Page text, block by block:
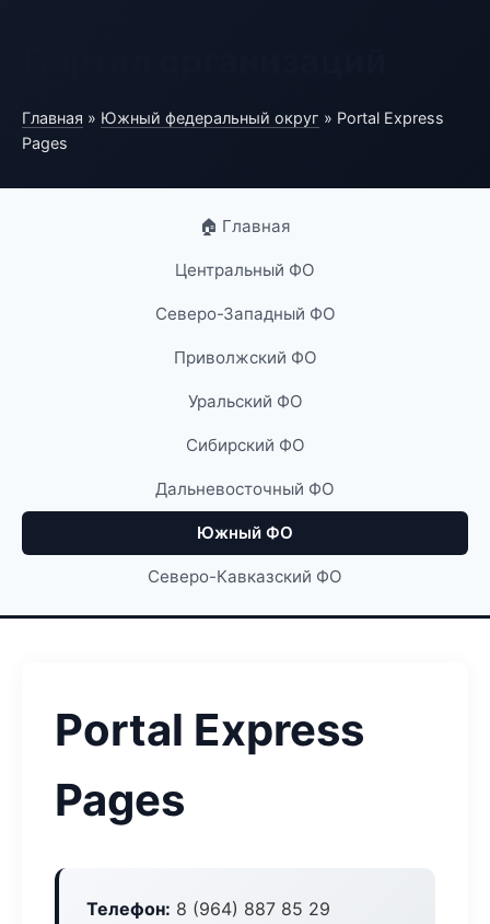
Главная » Южный федеральный округ » Portal Express
Pages
🏠 Главная
Центральный ФО
Северо-Западный ФО
Приволжский ФО
Уральский ФО
Сибирский ФО
Дальневосточный ФО
Южный ФО
Северо-Кавказский ФО
Portal Express
Pages
Телефон: 8 (964) 887 85 29